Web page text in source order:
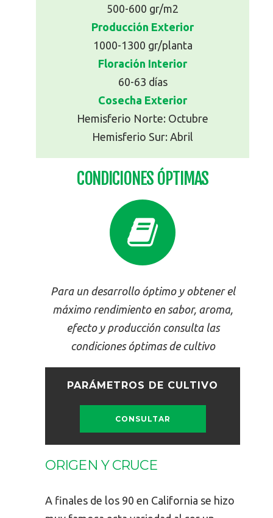
500-600 gr/m2
Producción Exterior
1000-1300 gr/planta
Floración Interior
60-63 días
Cosecha Exterior
Hemisferio Norte: Octubre
Hemisferio Sur: Abril
CONDICIONES ÓPTIMAS
Para un desarrollo óptimo y obtener el
máximo rendimiento en sabor, aroma,
efecto y producción consulta las
condiciones óptimas de cultivo
PARÁMETROS DE CULTIVO
CONSULTAR
ORIGEN Y CRUCE
A finales de los 90 en California se hizo